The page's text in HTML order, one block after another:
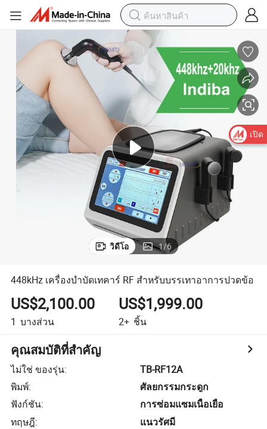
วิดีโอ 1/6
448kHz เครื่องบำบัดเทคาร์ RF สำหรับบรรเทาอาการปวดข้อ
US$2,100.00
1 บางส่วน
US$1,999.00
2+ ชิ้น
คุณสมบัติที่สำคัญ
ไม่ใช่ ของรุ่น:
TB-RF12A
พิมพ์:
ศัลยกรรมกระดูก
ฟังก์ชัน:
การซ่อมแซมเนื้อเยื่อ
ทฤษฎี:
แนวรัศมี
เปิด